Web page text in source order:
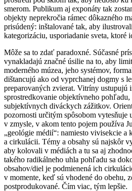
smerom. Publikum aj exponáty tak
objekty neprekročia rámec dôkazného
prisúdený: inštalované tak, aby
kategorizáciu, usporiadanie sveta, ktoré
Môže sa to zdať paradoxné. Súčasné
vynakladajú značné úsilie na to, aby
moderného múzea, jeho systémov,
dištancujú ako od vyprchanej dogmy s
preparovaných zvierat. Vitríny ustupujú
sprostredkovanie objektívneho pohľadu,
subjektívnych diváckych zážitkov.
pozornosti určitým spôsobom vytesňuje
v zmysle, v akom tento pojem používa
„geológie médií“: namiesto vivisekcie a
a cirkulácii. Témy a obsahy sú najskôr
aby kolovali v médiách a tu sa aj
takého radikálneho uhla pohľadu sa
obsahov/diel je podmienená ich
v momente, keď sú vhodené do obehu,
postprodukované. Čím viac, tým lepšie.